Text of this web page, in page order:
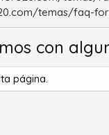
temas/faq-
con
página.